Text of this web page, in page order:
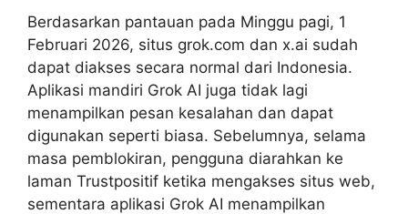
Berdasarkan pantauan pada Minggu pagi, 1
Februari 2026, situs grok.com dan x.ai sudah
dapat diakses secara normal dari Indonesia.
Aplikasi mandiri Grok AI juga tidak lagi
menampilkan pesan kesalahan dan dapat
digunakan seperti biasa. Sebelumnya, selama
masa pemblokiran, pengguna diarahkan ke
laman Trustpositif ketika mengakses situs web,
sementara aplikasi Grok AI menampilkan